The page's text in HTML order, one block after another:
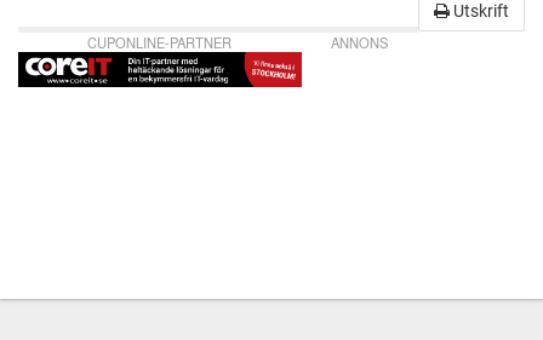
Utskrift
CUPONLINE-PARTNER
ANNONS